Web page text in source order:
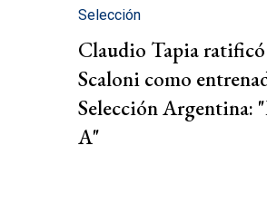
Selección
Claudio Tapia
Scaloni como
Selección Argentina:
A"